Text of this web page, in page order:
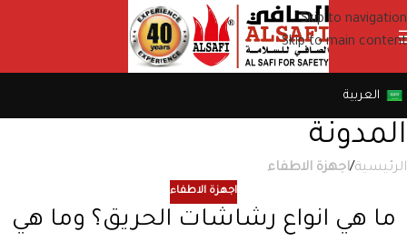
Skip to navigation
Skip to main content
العربية
المدونة
الرئيسية/اجهزة الاطفاء
اجهزة الاطفاء
ما هي انواع رشاشات الحريق؟ وما هي